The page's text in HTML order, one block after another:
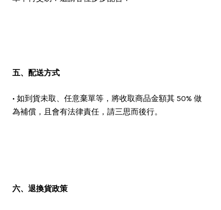
五、配送方式
• 如到貨未取、任意棄單等，將收取商品金額其 50% 做
為補償，且會有法律責任，請三思而後行。
六、退換貨政策